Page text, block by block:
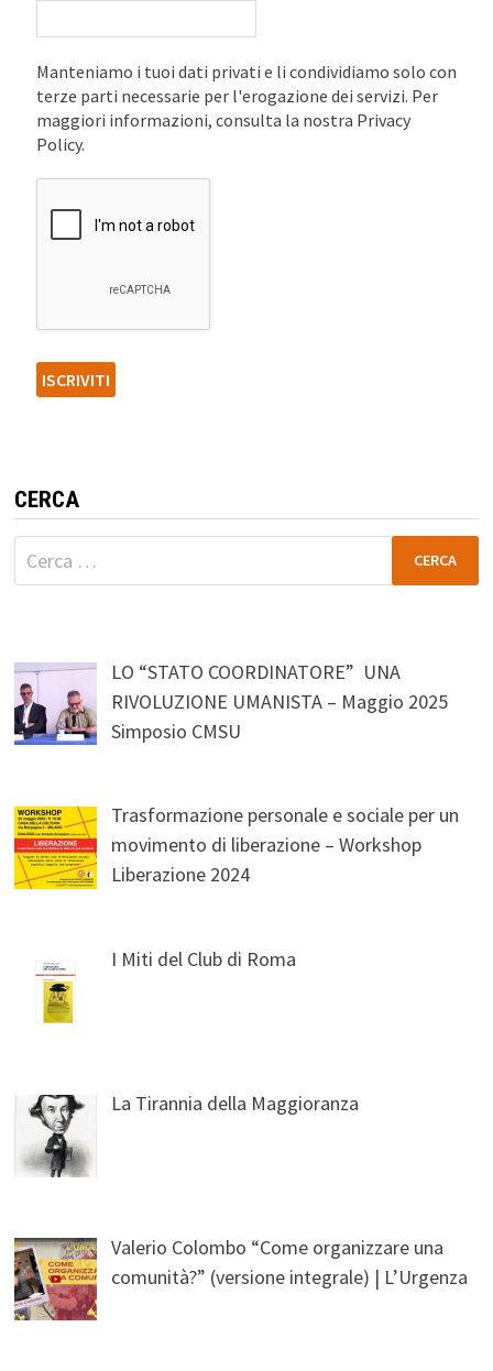
Manteniamo i tuoi dati privati e li condividiamo solo con
terze parti necessarie per l'erogazione dei servizi. Per
maggiori informazioni, consulta la nostra Privacy
Policy.
CERCA
Ricerca
per:
LO “STATO COORDINATORE” UNA
RIVOLUZIONE UMANISTA – Maggio 2025
Simposio CMSU
Trasformazione personale e sociale per un
movimento di liberazione – Workshop
Liberazione 2024
I Miti del Club di Roma
La Tirannia della Maggioranza
Valerio Colombo “Come organizzare una
comunità?” (versione integrale) | L’Urgenza